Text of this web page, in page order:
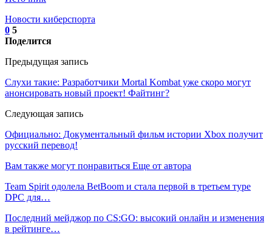
Новости киберспорта
0 5
Поделится
Предыдущая запись
Слухи такие: Разработчики Mortal Kombat уже скоро могут
анонсировать новый проект! Файтинг?
Следующая запись
Официально: Документальный фильм истории Xbox получит
русский перевод!
Вам также могут понравиться Еще от автора
Team Spirit одолела BetBoom и стала первой в третьем туре
DPC для…
Последний мейджор по CS:GO: высокий онлайн и изменения
в рейтинге…